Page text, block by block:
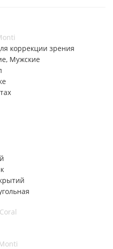
коррекции зрения
Мужские